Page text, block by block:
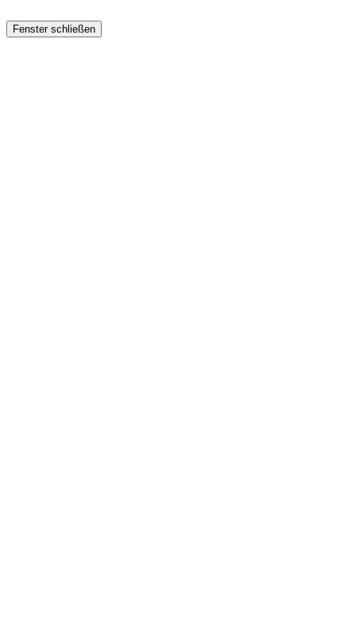
Fenster schließen